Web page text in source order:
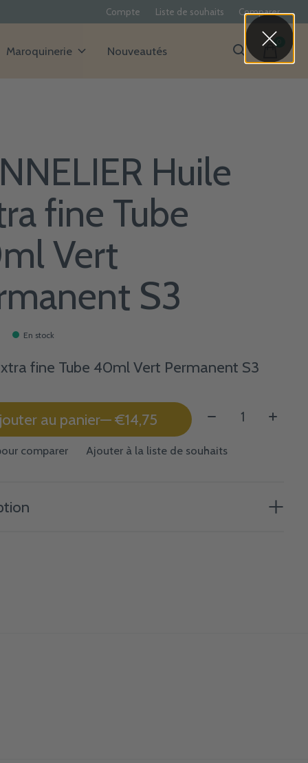
Compte Liste de souhaits Comparer
Maroquinerie Nouveautés items
Huile
fine Tube
Vert
S3
En stock
fine Tube 40ml Vert Permanent S3
au panier — €14,75 Quantité:
comparer Ajouter à la liste de souhaits